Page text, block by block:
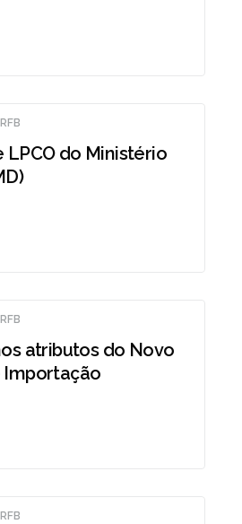
do Ministério
atributos do Novo
Importação